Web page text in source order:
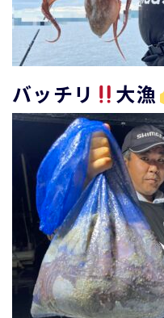
バッチリ 大漁